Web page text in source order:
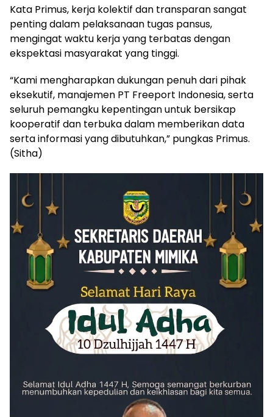
Kata Primus, kerja kolektif dan transparan sangat
penting dalam pelaksanaan tugas pansus,
mengingat waktu kerja yang terbatas dengan
ekspektasi masyarakat yang tinggi.
“Kami mengharapkan dukungan penuh dari pihak
eksekutif, manajemen PT Freeport Indonesia, serta
seluruh pemangku kepentingan untuk bersikap
kooperatif dan terbuka dalam memberikan data
serta informasi yang dibutuhkan,” pungkas Primus.
(Sitha)